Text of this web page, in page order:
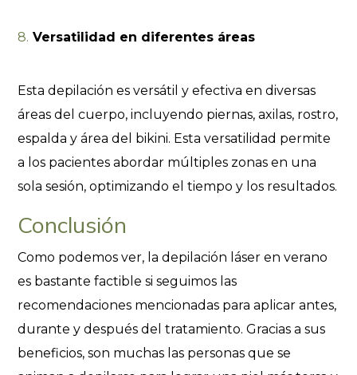
Versatilidad en diferentes áreas
Esta depilación es versátil y efectiva en diversas
áreas del cuerpo, incluyendo piernas, axilas, rostro,
espalda y área del bikini. Esta versatilidad permite
a los pacientes abordar múltiples zonas en una
sola sesión, optimizando el tiempo y los resultados.
Conclusión
Como podemos ver, la depilación láser en verano
es bastante factible si seguimos las
recomendaciones mencionadas para aplicar antes,
durante y después del tratamiento. Gracias a sus
beneficios, son muchas las personas que se